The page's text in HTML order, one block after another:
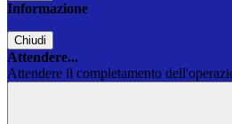
Informazione
Chiudi
Attendere...
Attendere il completamento